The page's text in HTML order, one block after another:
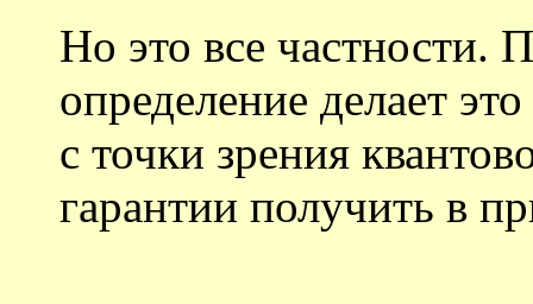
Но это все частности.
определение делает
с точки зрения
гарантии получить в